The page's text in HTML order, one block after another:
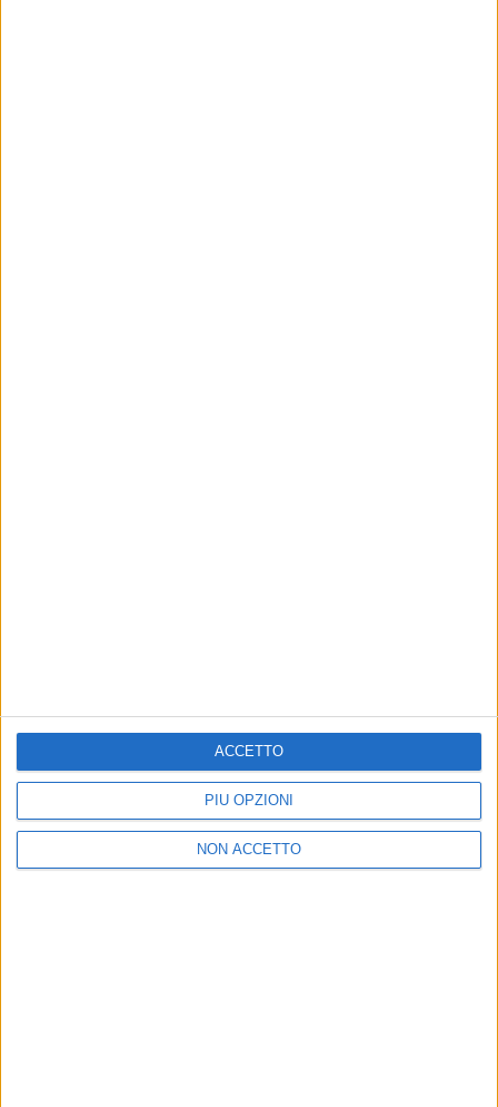
PIÙ OPZIONI
NON ACCETTO
ACCETTO
Ci ha raccontato del figlio Blue, di Sanremo e dei
tempi di San Francisco